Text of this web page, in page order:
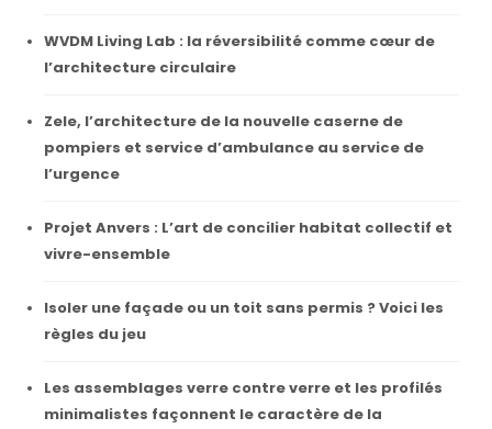
WVDM Living Lab : la réversibilité comme cœur de
l’architecture circulaire
Zele, l’architecture de la nouvelle caserne de
pompiers et service d’ambulance au service de
l’urgence
Projet Anvers : L’art de concilier habitat collectif et
vivre-ensemble
Isoler une façade ou un toit sans permis ? Voici les
règles du jeu
Les assemblages verre contre verre et les profilés
minimalistes façonnent le caractère de la